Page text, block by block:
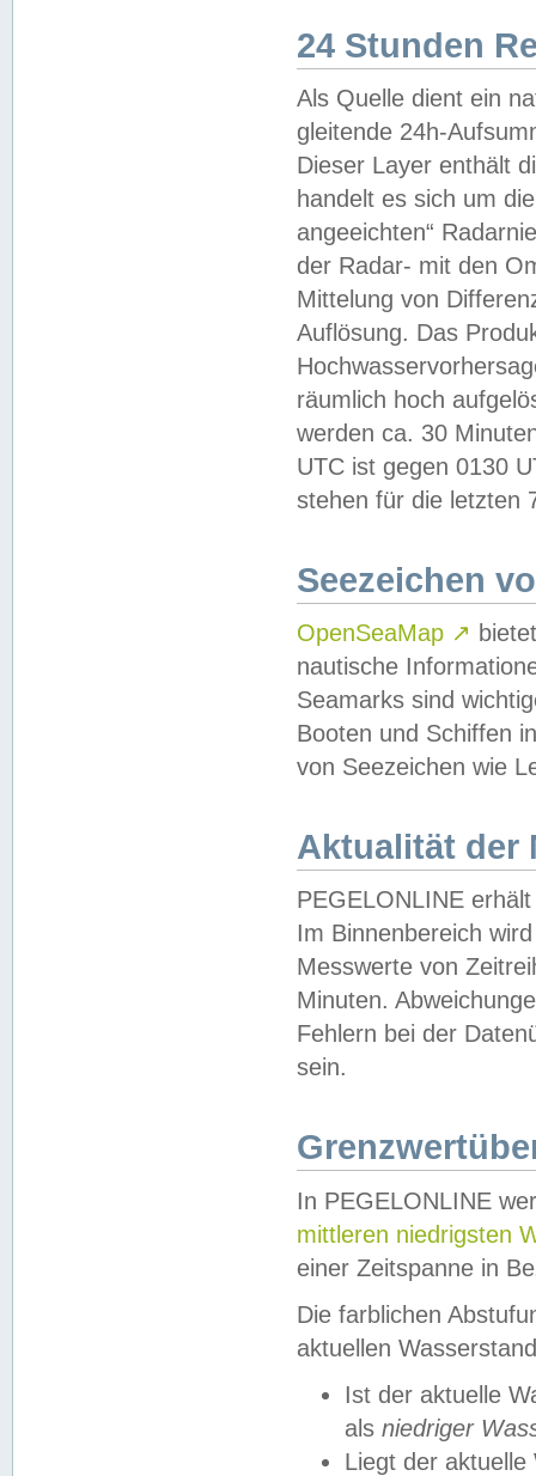
24 Stunden
Als Quelle dient ein
gleitende 24h-
Dieser Layer enthält
handelt es sich um
angeeichten“
der Radar- mit den
Mittelung von
Auflösung. Das
räumlich hoch
werden ca. 30
UTC ist gegen 0130
stehen für die letzten
Seezeichen
OpenSeaMap ↗
nautische
Seamarks sind
Booten und Schiffen
von Seezeichen wie
Aktualität der
PEGELONLINE
Im Binnenbereich
Messwerte von
Minuten.
Fehlern bei der
sein.
In PEGELONLINE
mittleren niedrigsten
einer Zeitspanne in
Die farblichen
aktuellen
Ist der aktuelle
als niedriger
Liegt der